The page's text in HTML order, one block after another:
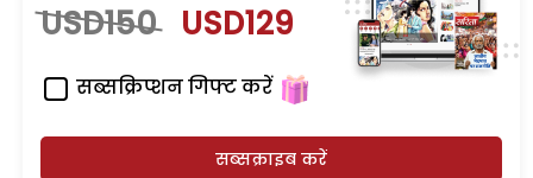
USD150 USD129
सब्सक्रिप्शन गिफ्ट करें
सब्सक्राइब करें